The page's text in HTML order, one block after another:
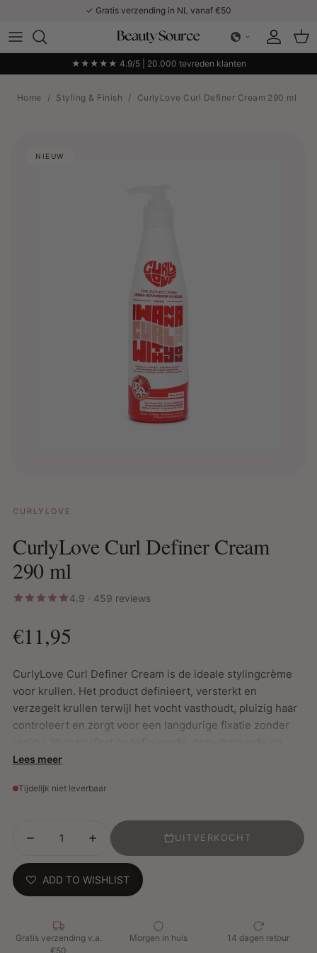
✓ Gratis verzending in NL vanaf €50
Account
★★★★★ 4.9/5 | 20.000 tevreden klanten
Home / Styling & Finish / CurlyLove Curl Definer Cream 290 ml
NIEUW
CURLYLOVE
CurlyLove Curl Definer Cream
290 ml
4.9 · 459 reviews
€11,95
CurlyLove Curl Definer Cream is de ideale stylingcrème
voor krullen. Het product definieert, versterkt en
verzegelt krullen terwijl het vocht vasthoudt, pluizig haar
controleert en zorgt voor een langdurige fixatie zonder
glanzende krullen, ongeacht je haartype.
Kruldefinitie en fixatie: Versterkt textuur, hydrateert en
biedt langdurige hold
Vrij van schadelijke ingrediënten: Bevat geen sulfaten,
parabenen, alcohol, minerale oliën of siliconen
Verzorgende ingrediënten:
Avocado-olie: Hydrateert intensief en voedt de
haarvezels
Lees meer
Tijdelijk niet leverbaar
UITVERKOCHT
ADD TO WISHLIST
Gratis verzending v.a.
€50
Morgen in huis 14 dagen retour